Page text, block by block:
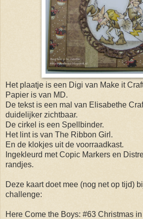
Het plaatje is een Digi van Make it
Papier is van MD.
De tekst is een mal van Elisabethe
duidelijker zichtbaar.
De cirkel is een Spellbinder.
Het lint is van The Ribbon Girl.
En de klokjes uit de voorraadkast.
Ingekleurd met Copic Markers en
randjes.
Deze kaart doet mee (nog net op tijd)
challenge:
Here Come the Boys: #63 Christmas